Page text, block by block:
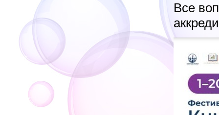
Все